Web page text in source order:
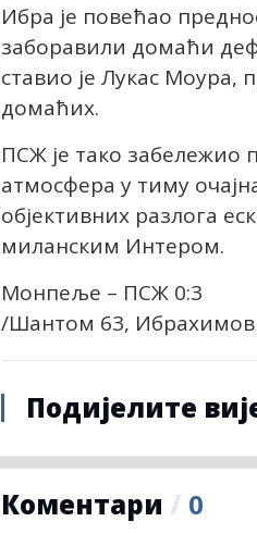
Ибра је повећао
заборавили домаћи
ставио је Лукас Моура,
домаћих.
ПСЖ је тако забележио
атмосфера у тиму
објективних разлога
миланским Интером.
Монпеље – ПСЖ 0:3
/Шантом 63,
Подијелите
Коментари / 0